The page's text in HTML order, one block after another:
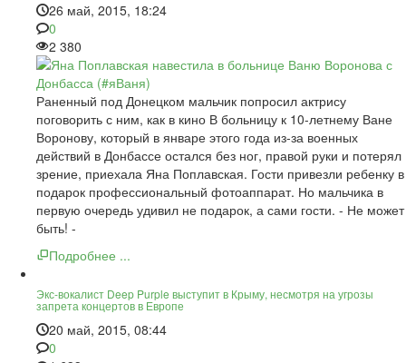
26 май, 2015, 18:24
0
2 380
Раненный под Донецком мальчик попросил актрису
поговорить с ним, как в кино В больницу к 10-летнему Ване
Воронову, который в январе этого года из-за военных
действий в Донбассе остался без ног, правой руки и потерял
зрение, приехала Яна Поплавская. Гости привезли ребенку в
подарок профессиональный фотоаппарат. Но мальчика в
первую очередь удивил не подарок, а сами гости. - Не может
быть! -
Подробнее ...
Экс-вокалист Deep Purple выступит в Крыму, несмотря на угрозы
запрета концертов в Европе
20 май, 2015, 08:44
0